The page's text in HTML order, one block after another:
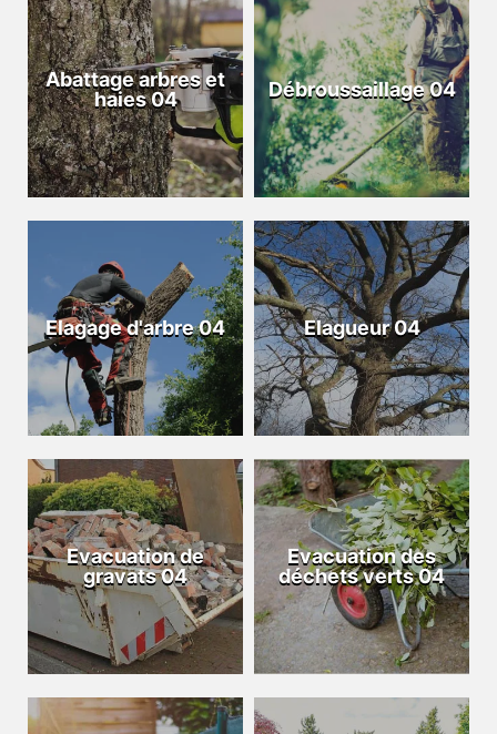
Abattage arbres et
haies 04
Débroussaillage 04
Elagage d'arbre 04 Elagueur 04
Evacuation de
gravats 04
Evacuation des
déchets verts 04